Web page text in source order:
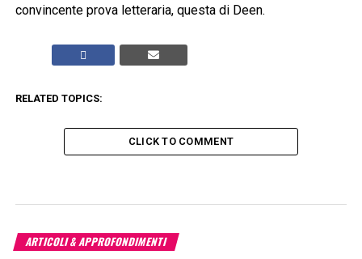
convincente prova letteraria, questa di Deen.
RELATED TOPICS:
CLICK TO COMMENT
ARTICOLI & APPROFONDIMENTI